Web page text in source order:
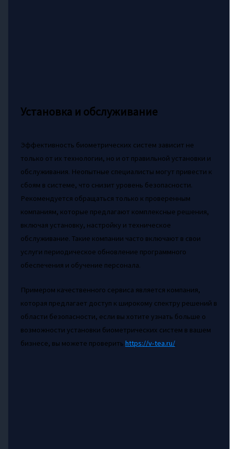
Установка и обслуживание
Эффективность биометрических систем зависит не
только от их технологии, но и от правильной установки и
обслуживания. Неопытные специалисты могут привести к
сбоям в системе, что снизит уровень безопасности.
Рекомендуется обращаться только к проверенным
компаниям, которые предлагают комплексные решения,
включая установку, настройку и техническое
обслуживание. Такие компании часто включают в свои
услуги периодическое обновление программного
обеспечения и обучение персонала.
Примером качественного сервиса является компания,
которая предлагает доступ к широкому спектру решений в
области безопасности, если вы хотите узнать больше о
возможности установки биометрических систем в вашем
бизнесе, вы можете проверить https://v-tea.ru/.